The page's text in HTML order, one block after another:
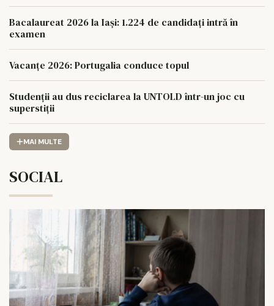
Bacalaureat 2026 la Iași: 1.224 de candidați intră în
examen
Vacanțe 2026: Portugalia conduce topul
Studenții au dus reciclarea la UNTOLD într-un joc cu
superstiții
MAI MULTE
SOCIAL